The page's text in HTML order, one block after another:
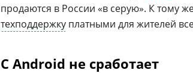
продаются в России «в серую». К тому
техподдержку платными для жителей
С Android не сработает